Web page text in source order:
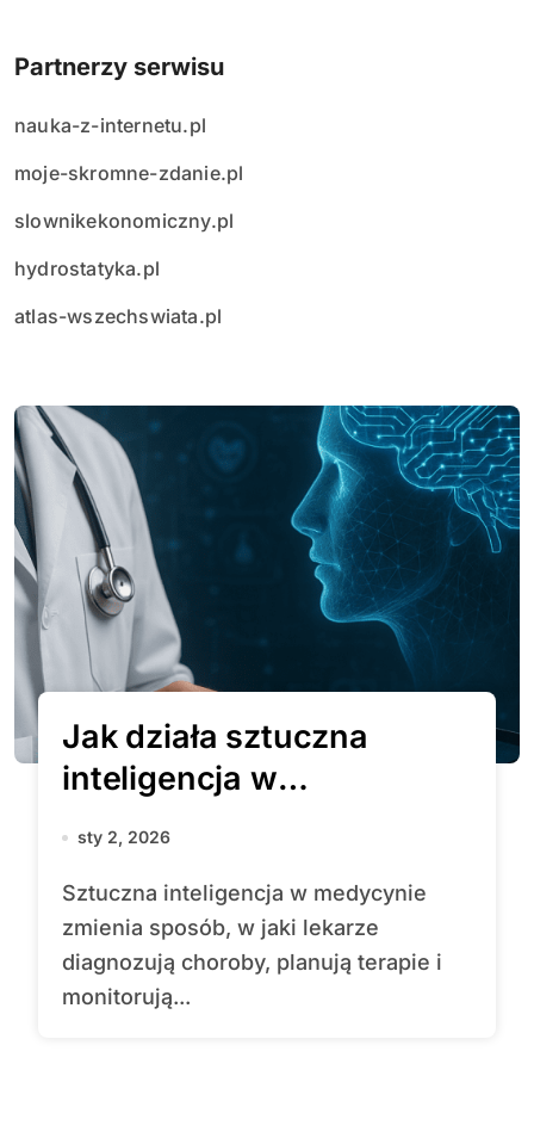
Partnerzy serwisu
nauka-z-internetu.pl
moje-skromne-zdanie.pl
slownikekonomiczny.pl
hydrostatyka.pl
atlas-wszechswiata.pl
Jak działa sztuczna
inteligencja w
medycynie?
sty 2, 2026
Sztuczna inteligencja w medycynie
zmienia sposób, w jaki lekarze
diagnozują choroby, planują terapie i
monitorują...